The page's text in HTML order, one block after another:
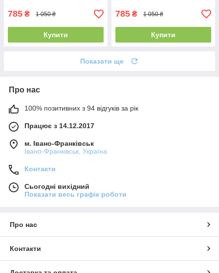
785 ₴ 1 050 ₴
Купити
785 ₴ 1 050 ₴
Купити
Показати ще
Про нас
100% позитивних з 94 відгуків за рік
Працює з 14.12.2017
м. Івано-Франківськ
Івано-Франківськ, Україна
Контакти
Сьогодні вихідний
Показати весь графік роботи
Про нас
Контакти